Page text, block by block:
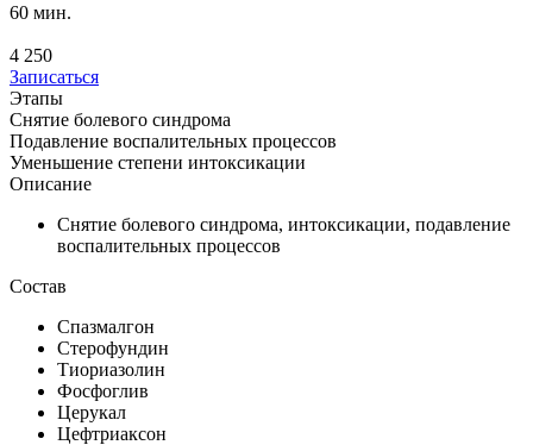
60 мин.
4 250
Записаться
Этапы
Снятие болевого синдрома
Подавление воспалительных процессов
Уменьшение степени интоксикации
Описание
Снятие болевого синдрома, интоксикации, подавление
воспалительных процессов
Состав
Спазмалгон
Стерофундин
Тиориазолин
Фосфоглив
Церукал
Цефтриаксон